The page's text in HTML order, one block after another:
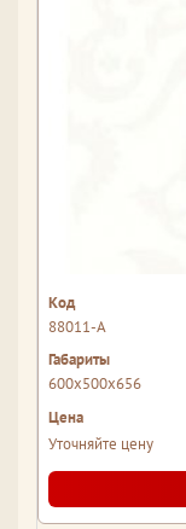
88011-А
600x500x656
Уточняйте цену